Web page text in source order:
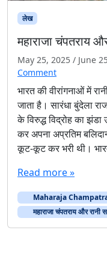
लेख
महाराजा चंपतराय
May 25, 2025 / June
Comment
भारत की वीरांगनाओं में
जाता है। सारंधा बुंदेला
के विरुद्ध विद्रोह का झंडा
कर अपना अप्रतिम
कूट-कूट कर भरी थी।
Read more »
Maharaja
महाराजा चंपतराय और रानी